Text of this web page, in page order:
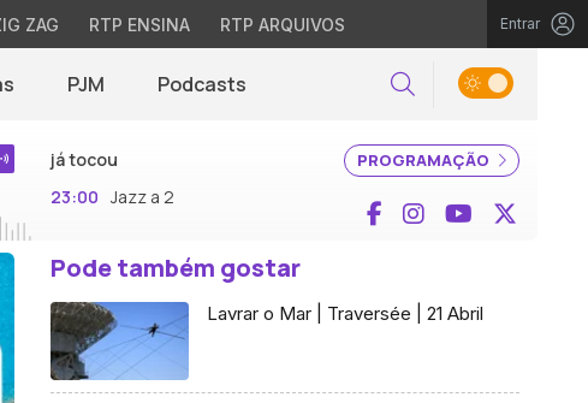
ZAG RTP ENSINA RTP ARQUIVOS Entrar
PJM Podcasts Pesquisar
PROGRAMAÇÃO
já tocou
23:00 Jazz a 2 Facebook
InstagramYouTube
Pode também gostar
Lavrar o Mar | Traversée | 21 Abril